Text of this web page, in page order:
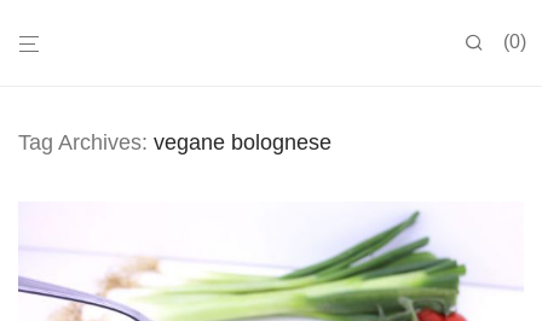
0
Tag Archives: vegane bolognese